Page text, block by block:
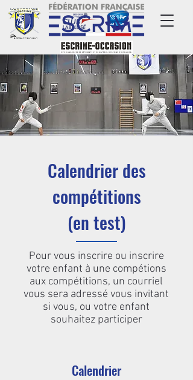
Calendrier des
compétitions
(en test)
Pour vous inscrire ou inscrire
votre enfant à une compétions
aux compétitions, un courriel
vous sera adressé vous invitant
si vous, ou votre enfant
souhaitez participer
Calendrier